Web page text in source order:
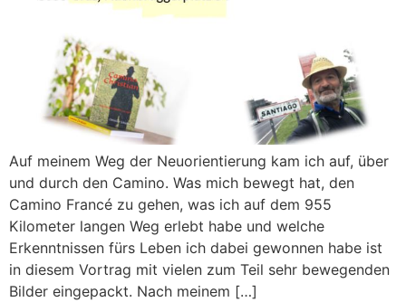
Auf meinem Weg der Neuorientierung kam ich auf, über
und durch den Camino. Was mich bewegt hat, den
Camino Francé zu gehen, was ich auf dem 955
Kilometer langen Weg erlebt habe und welche
Erkenntnissen fürs Leben ich dabei gewonnen habe ist
in diesem Vortrag mit vielen zum Teil sehr bewegenden
Bilder eingepackt. Nach meinem […]